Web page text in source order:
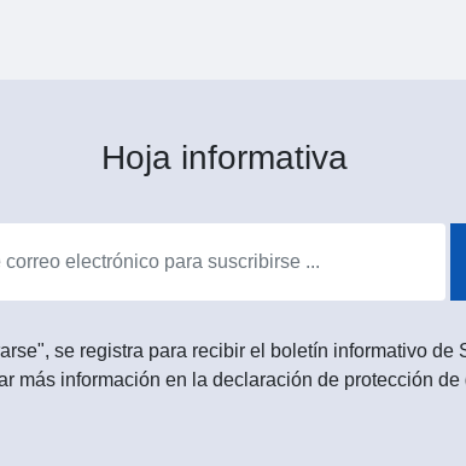
Hoja informativa
se registra para recibir el boletín informativo de
más información en la declaración de protección de